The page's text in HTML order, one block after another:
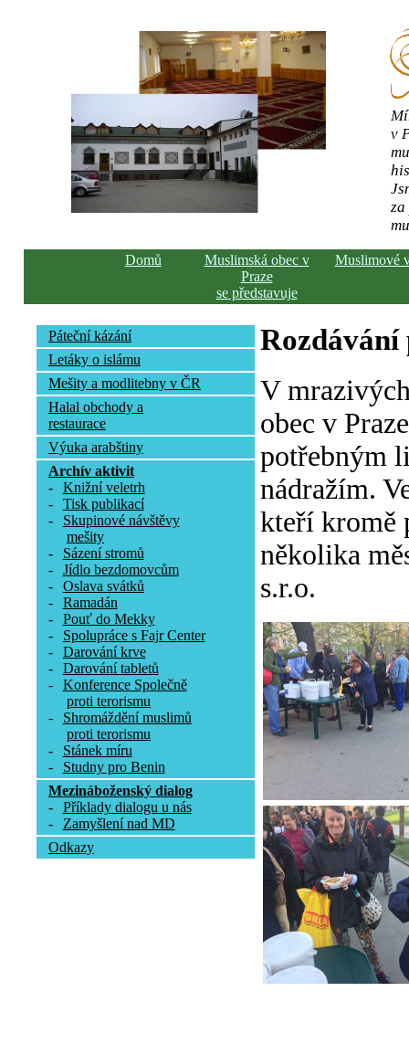
v
Domů
Muslimská obec v
Praze
se představuje
Muslimové
Páteční kázání
Letáky o islámu
Mešity a modlitebny v ČR
Halal obchody a
restaurace
Výuka arabštiny
Archív aktivit
-
Knižní veletrh
-
Tisk publikací
-
Skupinové návštěvy
mešity
-
Sázení stromů
-
Jídlo bezdomovcům
-
Oslava svátků
-
Ramadán
-
Pouť do Mekky
-
Spolupráce s Fajr Center
-
Darování krve
-
Darování tabletů
-
Konference Společně
proti terorismu
-
Shromáždění muslimů
proti terorismu
-
Stánek míru
-
Studny pro Benin
Mezináboženský dialog
-
Příklady dialogu u nás
-
Zamyšlení nad MD
Odkazy
Rozdávání
V
obec v
potřebným
nádražím.
kteří kromě
několika
s.r.o.